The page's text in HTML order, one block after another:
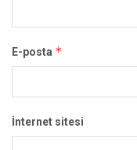
E-posta *
İnternet sitesi